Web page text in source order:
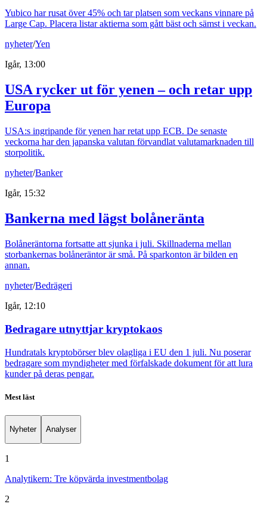
Yubico har rusat över 45% och tar platsen som veckans vinnare på
Large Cap. Placera listar aktierna som gått bäst och sämst i veckan.
nyheter/Yen
Igår, 13:00
USA rycker ut för yenen – och retar upp
Europa
USA:s ingripande för yenen har retat upp ECB. De senaste
veckorna har den japanska valutan förvandlat valutamarknaden till
storpolitik.
nyheter/Banker
Igår, 15:32
Bankerna med lägst bolåneränta
Bolåneräntorna fortsatte att sjunka i juli. Skillnaderna mellan
storbankernas bolåneräntor är små. På sparkonton är bilden en
annan.
nyheter/Bedrägeri
Igår, 12:10
Bedragare utnyttjar kryptokaos
Hundratals kryptobörser blev olagliga i EU den 1 juli. Nu poserar
bedragare som myndigheter med förfalskade dokument för att lura
kunder på deras pengar.
Mest läst
Nyheter Analyser
1
Analytikern: Tre köpvärda investmentbolag
2